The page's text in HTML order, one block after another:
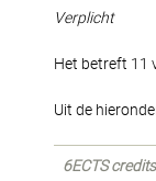
Verplicht
Het betreft 11
Uit de
6ECTS